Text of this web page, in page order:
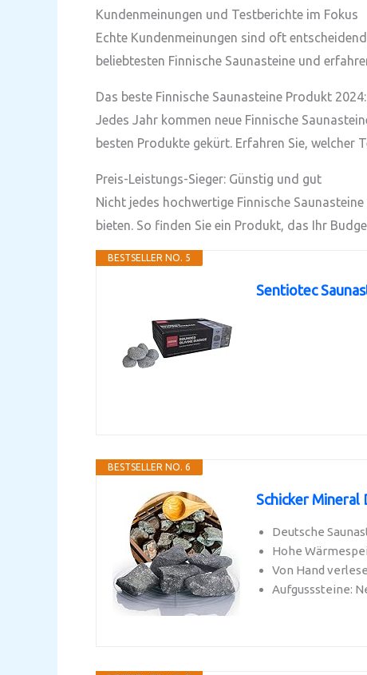
Kundenmeinungen und Testberichte im Fokus
Echte Kundenmeinungen sind oft
beliebtesten Finnische Saunasteine und
Das beste Finnische Saunasteine Produkt
Jedes Jahr kommen neue Finnische
besten Produkte gekürt. Erfahren Sie, welcher
Preis-Leistungs-Sieger: Günstig und gut
Nicht jedes hochwertige Finnische
bieten. So finden Sie ein Produkt, das Ihr
BESTSELLER NO. 5
Sentiotec
BESTSELLER NO. 6
Schicker Mineral
Deutsche
Hohe
Von Hand
Aufgusssteine: